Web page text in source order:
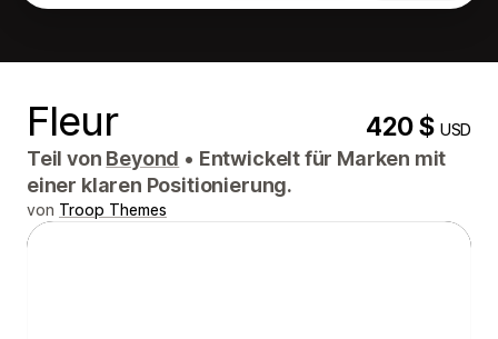
Fleur 420 $USD
Teil von Beyond • Entwickelt für Marken mit
einer klaren Positionierung.
von Troop Themes